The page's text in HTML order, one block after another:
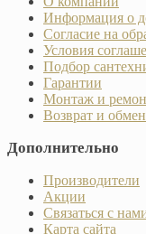
Информация о
Согласие на
Условия
Подбор
Гарантии
Монтаж и
Возврат и обмен
Дополнительно
Производители
Акции
Связаться с
Карта сайта